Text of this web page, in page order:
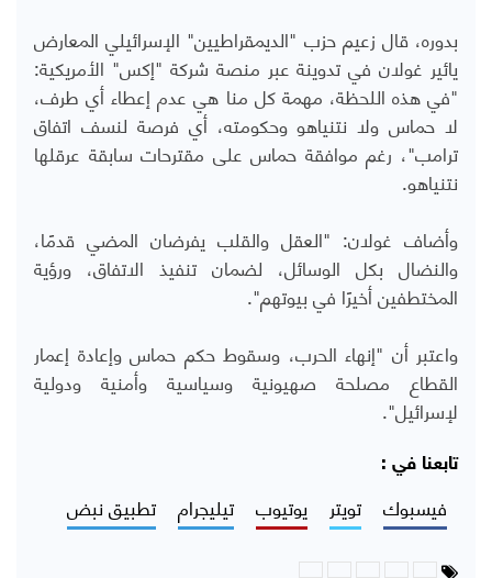
بدوره، قال زعيم حزب "الديمقراطيين" الإسرائيلي المعارض
يائير غولان في تدوينة عبر منصة شركة "إكس" الأمريكية:
"في هذه اللحظة، مهمة كل منا هي عدم إعطاء أي طرف،
لا حماس ولا نتنياهو وحكومته، أي فرصة لنسف اتفاق
ترامب"، رغم موافقة حماس على مقترحات سابقة عرقلها
نتنياهو.
وأضاف غولان: "العقل والقلب يفرضان المضي قدمًا،
والنضال بكل الوسائل، لضمان تنفيذ الاتفاق، ورؤية
المختطفين أخيرًا في بيوتهم".
واعتبر أن "إنهاء الحرب، وسقوط حكم حماس وإعادة إعمار
القطاع مصلحة صهيونية وسياسية وأمنية ودولية
لإسرائيل".
تابعنا في :
فيسبوك تويتر يوتيوب تيليجرام تطبيق نبض